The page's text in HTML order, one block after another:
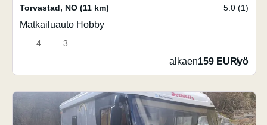
Torvastad, NO (11 km) 5.0 (1)
Matkailuauto Hobby
4 3
alkaen159 EUR/yö